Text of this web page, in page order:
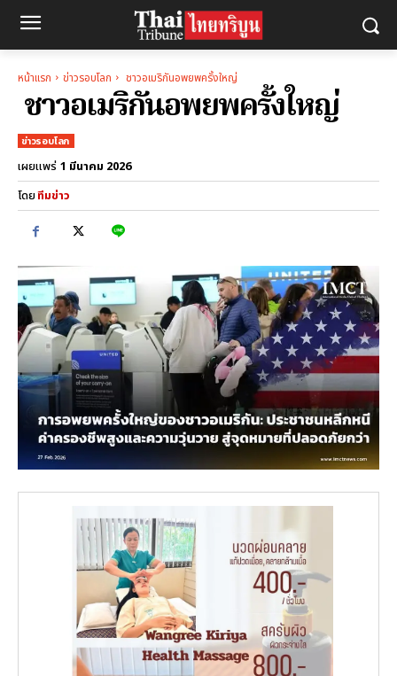
หน้าแรก ข่าวรอบโลก ชาวอเมริกันอพยพครั้งใหญ่
ชาวอเมริกันอพยพครั้งใหญ่
ข่าวรอบโลก
เผยแพร่ 1 มีนาคม 2026
โดยทีมข่าว